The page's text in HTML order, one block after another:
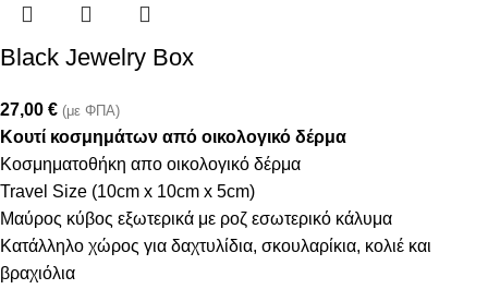
Black Jewelry Box
27,00 € (με ΦΠΑ)
Κουτί κοσμημάτων από οικολογικό δέρμα
Κοσμηματοθήκη απο οικολογικό δέρμα
Travel Size (10cm x 10cm x 5cm)
Μαύρος κύβος εξωτερικά με ροζ εσωτερικό κάλυμα
Κατάλληλο χώρος για δαχτυλίδια, σκουλαρίκια, κολιέ και
βραχιόλια